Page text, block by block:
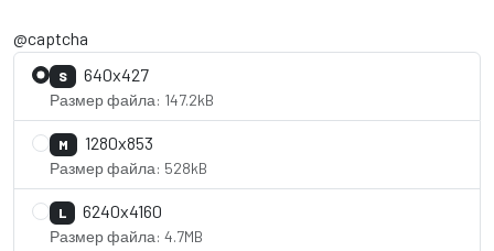
@captcha
S 640x427
Размер файла: 147.2kB
M 1280x853
Размер файла: 528kB
L 6240x4160
Размер файла: 4.7MB